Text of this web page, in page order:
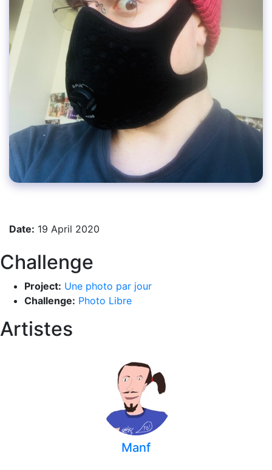
Date: 19 April 2020
Challenge
Project: Une photo par jour
Challenge: Photo Libre
Artistes
Manf